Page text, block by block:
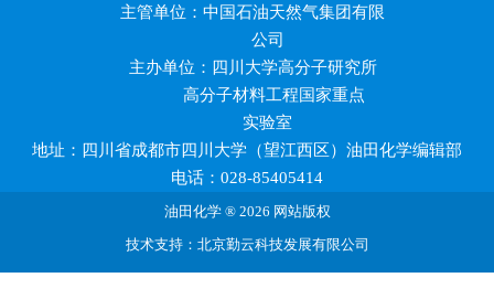
主管单位：中国石油天然气集团有限
公司
主办单位：四川大学高分子研究所
高分子材料工程国家重点
实验室
地址：四川省成都市四川大学（望江西区）油田化学编辑部
电话：028-85405414
油田化学 ® 2026 网站版权
技术支持：北京勤云科技发展有限公司